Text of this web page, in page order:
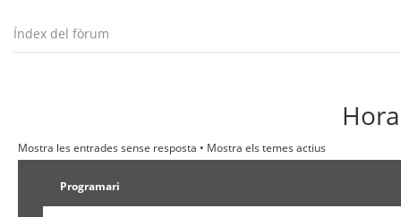
Índex del fòrum
Mostra les entrades sense resposta • Mostra els temes actius
Programari